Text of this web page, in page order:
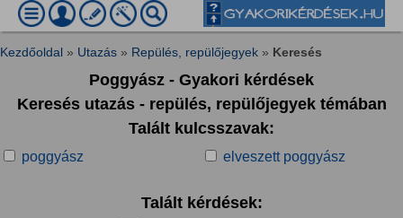
Kezdőoldal » Utazás » Repülés, repülőjegyek » Keresés
Poggyász - Gyakori kérdések
Keresés utazás - repülés, repülőjegyek témában
Talált kulcsszavak:
poggyász elveszett poggyász
Talált kérdések: